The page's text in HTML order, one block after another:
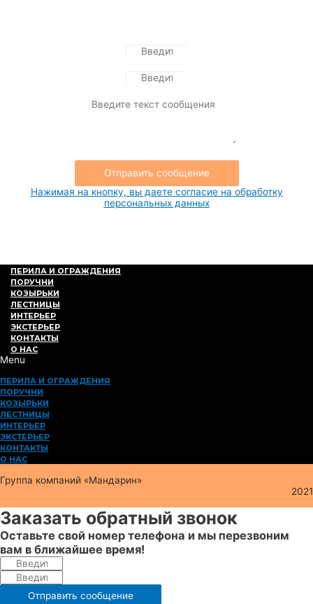
Отправить сообщение
Нажимая на кнопку, вы даете согласие на обработку
персональных данных
ПЕРИЛА И ОГРАЖДЕНИЯ
ПОРУЧНИ
КОЗЫРЬКИ
ЛЕСТНИЦЫ
ИНТЕРЬЕР
ЭКСТЕРЬЕР
КОНТАКТЫ
О НАС
Menu
ПЕРИЛА И ОГРАЖДЕНИЯ
ПОРУЧНИ
КОЗЫРЬКИ
ЛЕСТНИЦЫ
ИНТЕРЬЕР
ЭКСТЕРЬЕР
КОНТАКТЫ
О НАС
Группа компаний «Мандарин»
2021
Заказать обратный звонок
Оставьте свой номер телефона и мы перезвоним
вам в ближайшее время!
Отправить сообщение